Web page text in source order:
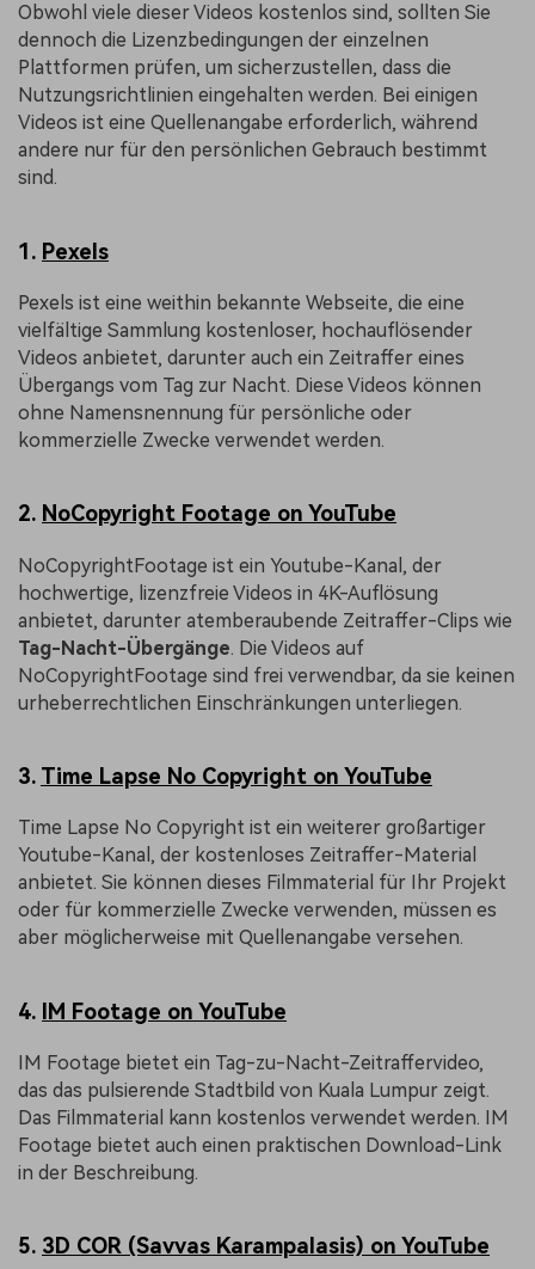
Obwohl viele dieser Videos kostenlos sind, sollten Sie
dennoch die Lizenzbedingungen der einzelnen
Plattformen prüfen, um sicherzustellen, dass die
Nutzungsrichtlinien eingehalten werden. Bei einigen
Videos ist eine Quellenangabe erforderlich, während
andere nur für den persönlichen Gebrauch bestimmt
sind.
1. Pexels
Pexels ist eine weithin bekannte Webseite, die eine
vielfältige Sammlung kostenloser, hochauflösender
Videos anbietet, darunter auch ein Zeitraffer eines
Übergangs vom Tag zur Nacht. Diese Videos können
ohne Namensnennung für persönliche oder
kommerzielle Zwecke verwendet werden.
2. NoCopyright Footage on YouTube
NoCopyrightFootage ist ein Youtube-Kanal, der
hochwertige, lizenzfreie Videos in 4K-Auflösung
anbietet, darunter atemberaubende Zeitraffer-Clips wie
Tag-Nacht-Übergänge. Die Videos auf
NoCopyrightFootage sind frei verwendbar, da sie keinen
urheberrechtlichen Einschränkungen unterliegen.
3. Time Lapse No Copyright on YouTube
Time Lapse No Copyright ist ein weiterer großartiger
Youtube-Kanal, der kostenloses Zeitraffer-Material
anbietet. Sie können dieses Filmmaterial für Ihr Projekt
oder für kommerzielle Zwecke verwenden, müssen es
aber möglicherweise mit Quellenangabe versehen.
4. IM Footage on YouTube
IM Footage bietet ein Tag-zu-Nacht-Zeitraffervideo,
das das pulsierende Stadtbild von Kuala Lumpur zeigt.
Das Filmmaterial kann kostenlos verwendet werden. IM
Footage bietet auch einen praktischen Download-Link
in der Beschreibung.
5. 3D COR (Savvas Karampalasis) on YouTube